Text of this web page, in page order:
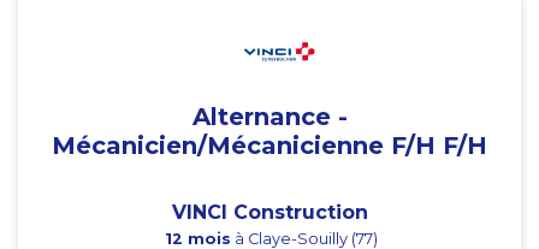
Alternance -
Mécanicien/Mécanicienne F/H F/H
VINCI Construction
12 mois à Claye-Souilly (77)